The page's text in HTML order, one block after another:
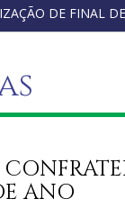
DE FINAL
ANO